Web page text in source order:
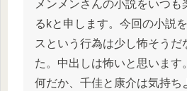
メンメンさんの小説をいつも
るkと申します。今回の小説
スという行為は少し怖そうだ
た。中出しは怖いと思います。
何だか、千佳と康介は気持ち